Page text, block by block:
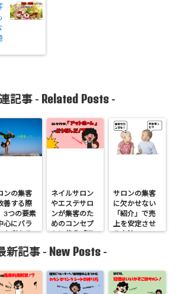
記事 - Related Posts-
ンの集客
善する際
3つの要素
心にバラ
を考える
ネイルサロン
やエステサロ
ンが集客のた
めのコンセプ
トに使う「ア
ム」。全然強
理由って？
サロンの集客
に欠かせない
「紹介」で売
上を安定させ
る方法
新記事 - New Posts -